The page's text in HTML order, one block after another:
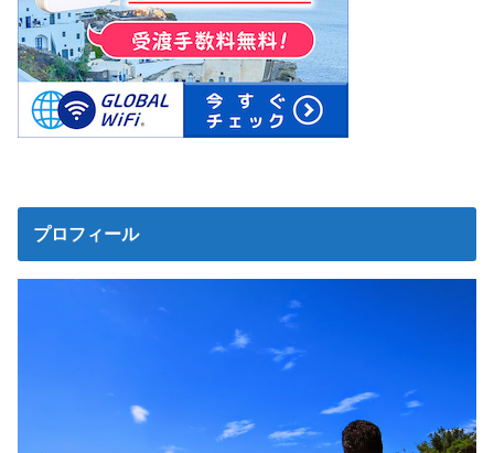
プロフィール